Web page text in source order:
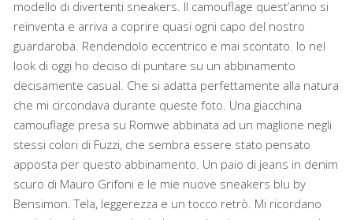
modello di divertenti sneakers. Il camouflage quest’anno si
reinventa e arriva a coprire quasi ogni capo del nostro
guardaroba. Rendendolo eccentrico e mai scontato. Io nel
look di oggi ho deciso di puntare su un abbinamento
decisamente casual. Che si adatta perfettamente alla natura
che mi circondava durante queste foto. Una giacchina
camouflage presa su Romwe abbinata ad un maglione negli
stessi colori di Fuzzi, che sembra essere stato pensato
apposta per questo abbinamento. Un paio di jeans in denim
scuro di Mauro Grifoni e le mie nuove sneakers blu by
Bensimon. Tela, leggerezza e un tocco retrò. Mi ricordano